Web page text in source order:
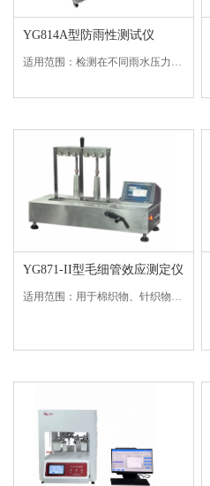
YG814A型防雨性测试仪
YG871-II型毛细管效应测定仪
适用范围：用于棉织物、针织物、被单、丝绸、手帕、造纸等材料的吸水性测定。符合标准：GB/T 21655.1 8.4 吸芯高度、FZ/T 01071-2008 ISO 9073-6等标准。技术参数： 1、最大试验根数：25...